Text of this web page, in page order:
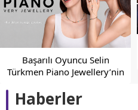
Esenler’de sinema rüzgarı:
Dijital hayat temalı festival
başladı
Haberler